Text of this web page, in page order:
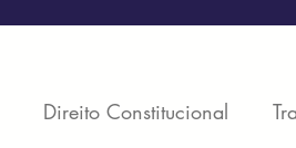
Direito Constitucional